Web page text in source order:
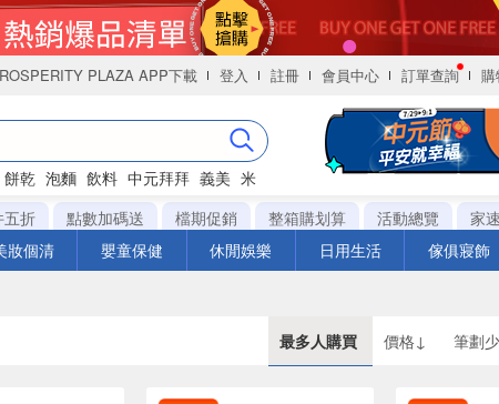
PLAZA APP下載 登入 註冊 會員中心 訂單查詢 購
餅乾 泡麵 飲料 中元拜拜 義美 米
五折 點數加碼送 檔期促銷 整箱購划算 活動總覽 家
妝個清 嬰童保健 休閒娛樂 日用生活 傢俱寢飾
最多人購買 價格↓ 筆劃少